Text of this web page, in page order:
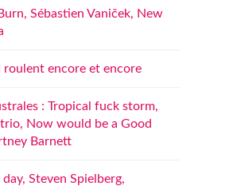
Sébastien Vaniček, New
roulent encore et encore
: Tropical fuck storm,
Now would be a Good
Barnett
Steven Spielberg,